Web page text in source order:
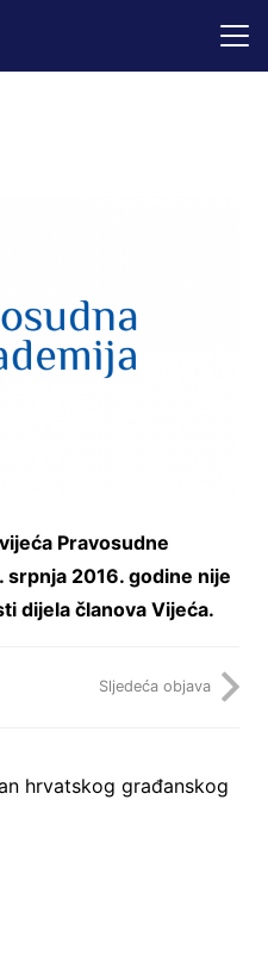
Pravosudne
srpnja 2016. godine nije
dijela članova Vijeća.
Sljedeća objava
hrvatskog građanskog